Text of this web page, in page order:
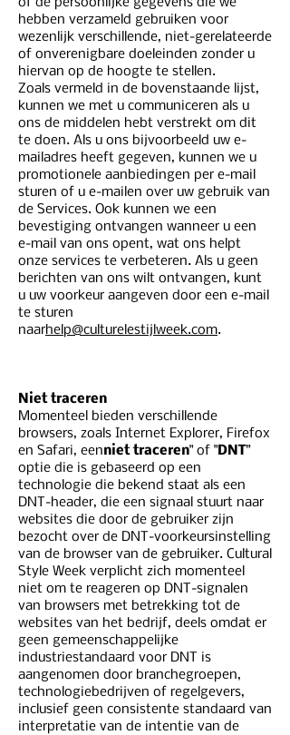
hebben verzameld gebruiken voor
wezenlijk verschillende, niet-gerelateerde
of onverenigbare doeleinden zonder u
hiervan op de hoogte te stellen.
Zoals vermeld in de bovenstaande lijst,
kunnen we met u communiceren als u
ons de middelen hebt verstrekt om dit
te doen. Als u ons bijvoorbeeld uw e-
mailadres heeft gegeven, kunnen we u
promotionele aanbiedingen per e-mail
sturen of u e-mailen over uw gebruik van
de Services. Ook kunnen we een
bevestiging ontvangen wanneer u een
e-mail van ons opent, wat ons helpt
onze services te verbeteren. Als u geen
berichten van ons wilt ontvangen, kunt
u uw voorkeur aangeven door een e-mail
te sturen
naarhelp@culturelestijlweek.com.
Niet traceren
Momenteel bieden verschillende
browsers, zoals Internet Explorer, Firefox
en Safari, eenniet traceren" of "DNT”
optie die is gebaseerd op een
technologie die bekend staat als een
DNT-header, die een signaal stuurt naar
websites die door de gebruiker zijn
bezocht over de DNT-voorkeursinstelling
van de browser van de gebruiker. Cultural
Style Week verplicht zich momenteel
niet om te reageren op DNT-signalen
van browsers met betrekking tot de
websites van het bedrijf, deels omdat er
geen gemeenschappelijke
industriestandaard voor DNT is
aangenomen door branchegroepen,
technologiebedrijven of regelgevers,
inclusief geen consistente standaard van
interpretatie van de intentie van de